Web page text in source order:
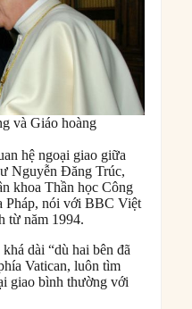
và Giáo hoàng
hệ ngoại giao giữa
Nguyễn Đăng Trúc,
khoa Thần học Công
Pháp, nói với BBC Việt
từ năm 1994.
dài “dù hai bên đã
Vatican, luôn tìm
giao bình thường với